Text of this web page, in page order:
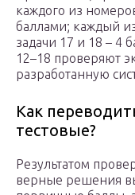
каждого из
баллами; каждый
задачи 17 и 18 – 4
12–18 проверяют
разработанную
Как
тестовые?
Результатом
верные решения